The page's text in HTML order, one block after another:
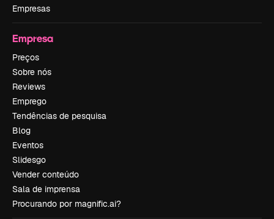
Empresas
Empresa
Preços
Sobre nós
Reviews
Emprego
Tendências de pesquisa
Blog
Eventos
Slidesgo
Vender conteúdo
Sala de imprensa
Procurando por magnific.ai?